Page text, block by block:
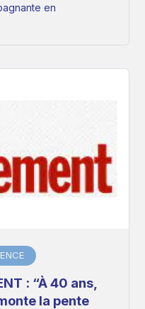
en
: “À 40 ans,
la pente